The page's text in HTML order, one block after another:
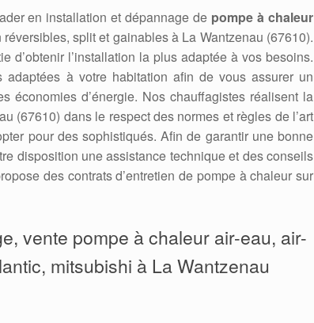
en installation et dépannage de pompe à chaleur
split et gainables à La Wantzenau (67610).
d’obtenir l’installation la plus adaptée à vos besoins.
à votre habitation afin de vous assurer un
économies d’énergie. Nos chauffagistes réalisent la
(67610) dans le respect des normes et règles de l’art
pour des sophistiqués. Afin de garantir une bonne
disposition une assistance technique et des conseils
des contrats d’entretien de pompe à chaleur sur
vente pompe à chaleur air-eau, air-
mitsubishi à La Wantzenau